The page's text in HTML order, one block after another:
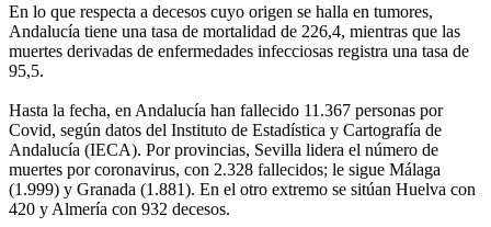
En lo que respecta a decesos cuyo origen se halla en tumores,
Andalucía tiene una tasa de mortalidad de 226,4, mientras que las
muertes derivadas de enfermedades infecciosas registra una tasa de
95,5.
Hasta la fecha, en Andalucía han fallecido 11.367 personas por
Covid, según datos del Instituto de Estadística y Cartografía de
Andalucía (IECA). Por provincias, Sevilla lidera el número de
muertes por coronavirus, con 2.328 fallecidos; le sigue Málaga
(1.999) y Granada (1.881). En el otro extremo se sitúan Huelva con
420 y Almería con 932 decesos.